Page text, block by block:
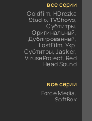
все серии
Coldfilm, HDrezka
Studio, TVShows,
Субтитры,
Оригинальный,
Дублированный,
LostFilm, Укр.
Субтитры, Jaskier,
ViruseProject, Red
Head Sound
все серии
Force Media,
SoftBox